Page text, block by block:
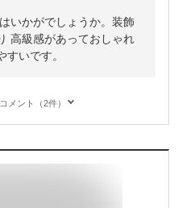
いかがでしょうか。装飾
高級感があっておしゃれ
いです。
メント（2件）